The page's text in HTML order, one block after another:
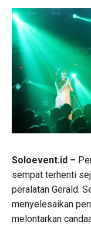
Soloevent.id –
sempat terhenti
peralatan Gerald.
menyelesaikan
melontarkan